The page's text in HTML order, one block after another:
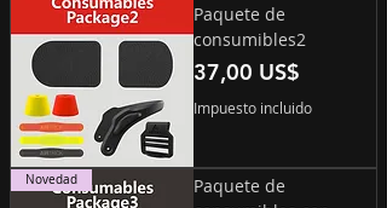
Paquete de
consumibles2
Precio
37,00 US$
Impuesto incluido
Novedad
Paquete de